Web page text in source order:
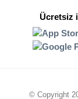
Ücretsiz
© Copyright